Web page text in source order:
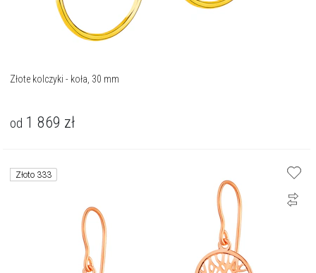
Złote kolczyki - koła, 30 mm
od 1 869 zł
Złoto 333